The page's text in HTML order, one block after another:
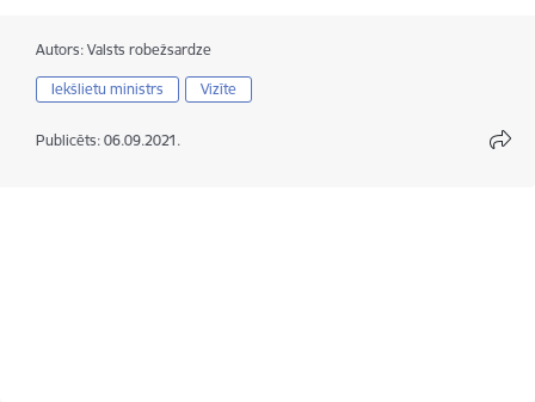
Autors: Valsts robežsardze
Iekšlietu ministrs Vizīte
Publicēts: 06.09.2021.